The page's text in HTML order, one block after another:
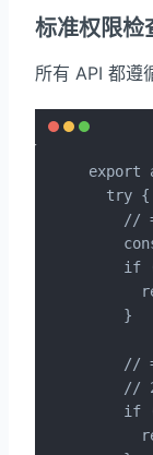
标准权限检
所有 API 都遵
export
  try {
//
if
    }
//
//
if